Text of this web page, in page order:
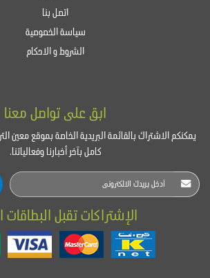
اتصل بنا
سياسة الخصوصية
الشروط و الاحكام
ابق على تواصل معنا
يمكنكم الاشتراك بالقائمة البريدية الخاصة بموقع معين
كامل بآخر أخبارنا وفعالياتنا.
الإشتراكات تقبل البطاقات